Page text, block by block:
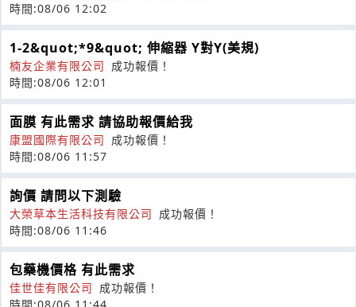
時間:08/06 12:02
1-2&quot;*9&quot; 伸縮器 Y對Y(美規)
楠友企業有限公司 成功報價！
時間:08/06 12:01
面膜 有此需求 請協助報價給我
康盟國際有限公司 成功報價！
時間:08/06 11:57
詢價 請問以下測驗
大榮草本生活科技有限公司 成功報價！
時間:08/06 11:46
包藥機價格 有此需求
佳世佳有限公司 成功報價！